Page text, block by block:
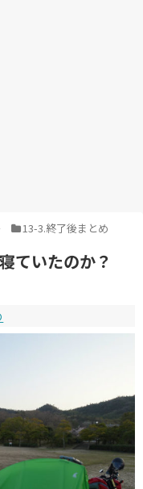
13-3.終了後まとめ
ていたのか？